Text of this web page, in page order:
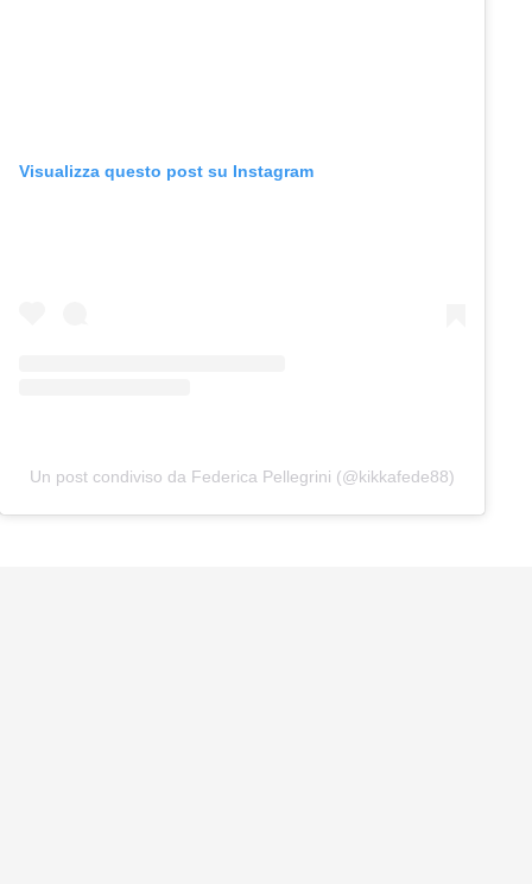
Visualizza questo post su Instagram
Un post condiviso da Federica Pellegrini (@kikkafede88)